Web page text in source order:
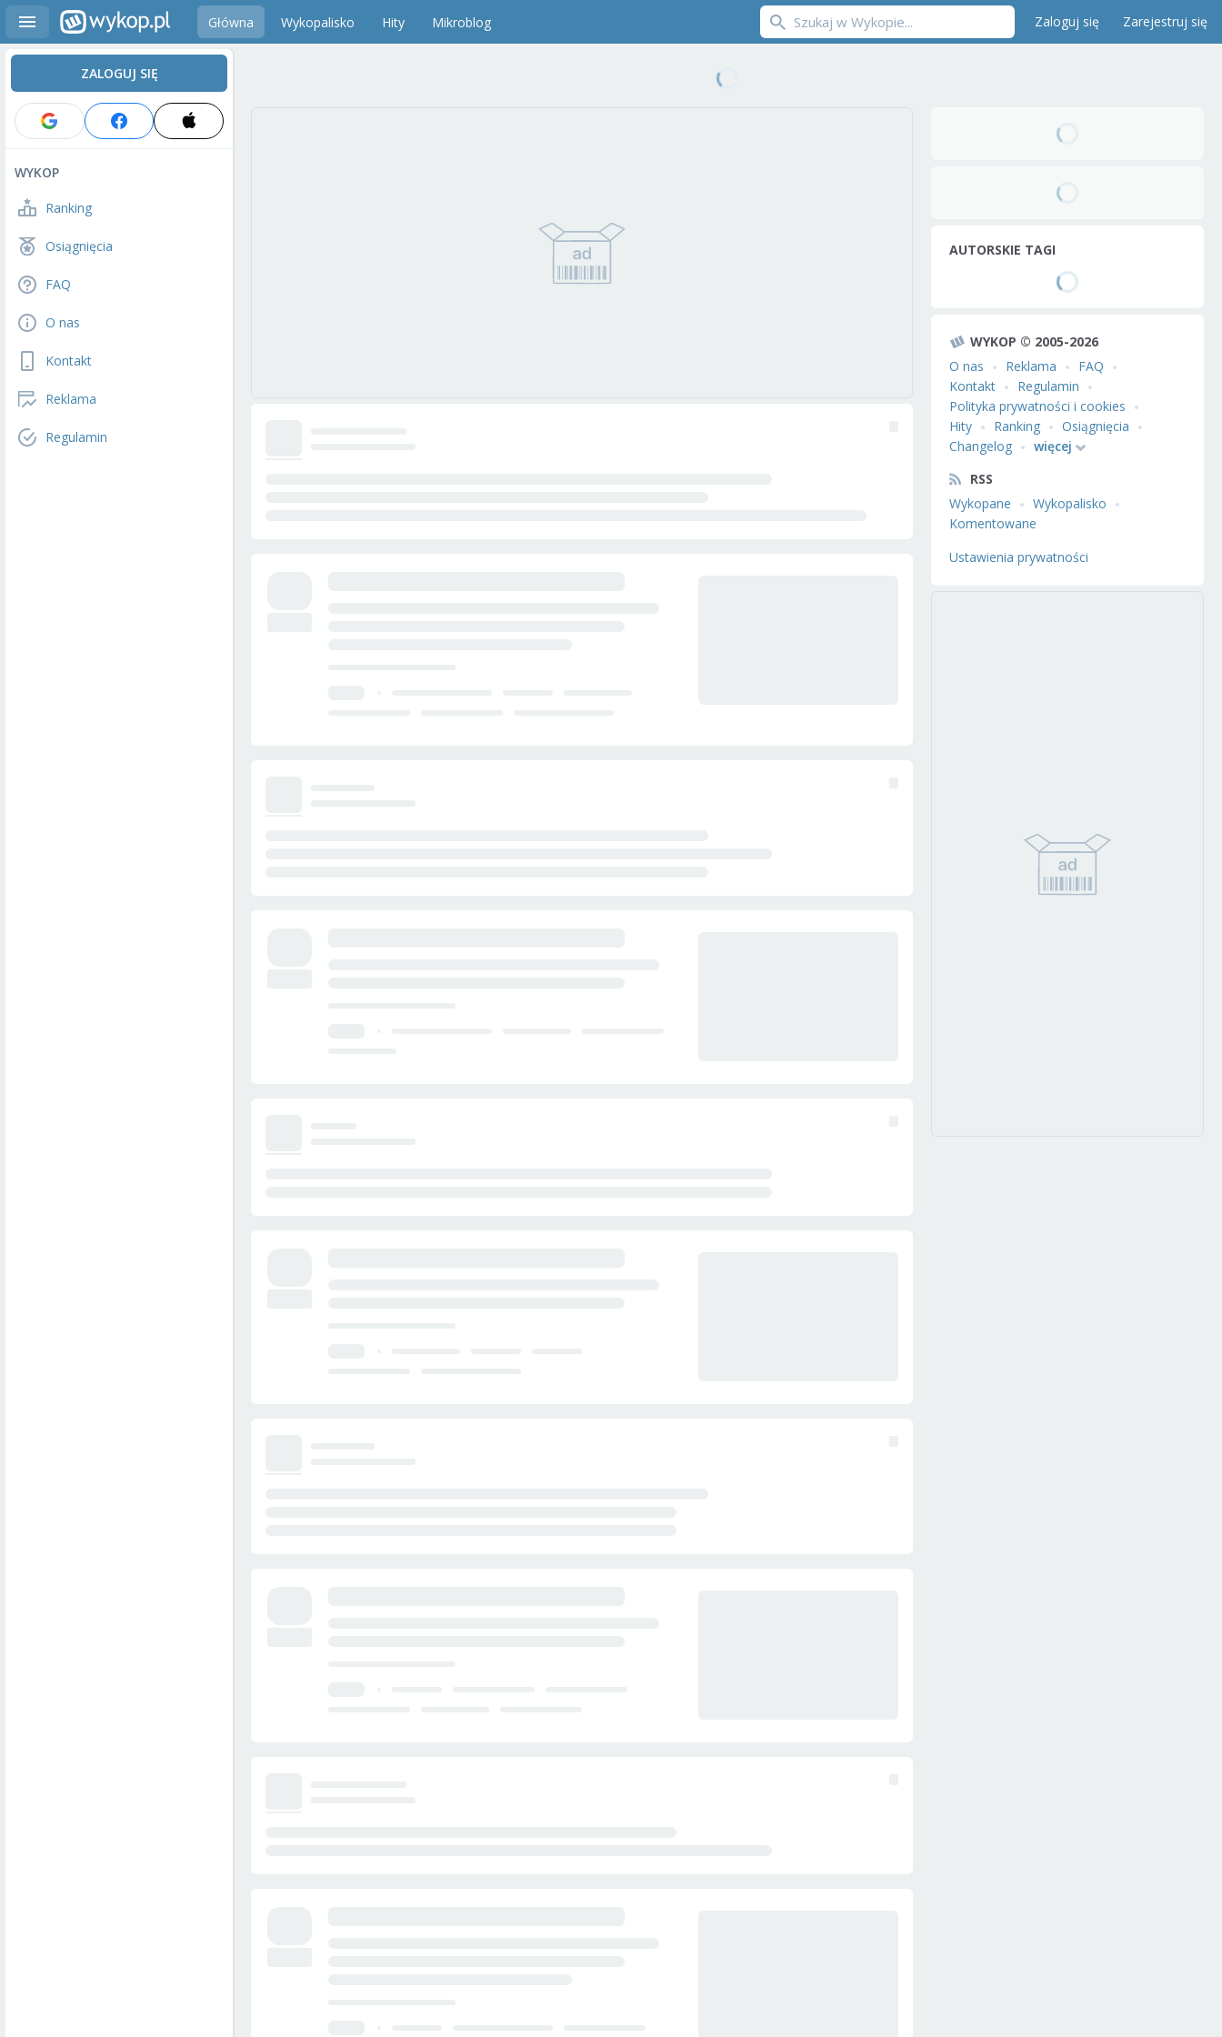
Główna Wykopalisko Hity Mikroblog Zaloguj się Zarejestruj się
ZALOGUJ SIĘ
WYKOP
Ranking
Osiągnięcia
FAQ
O nas
Kontakt
Reklama
Regulamin
AUTORSKIE TAGI
WYKOP © 2005-2026
O nas
Reklama
FAQ
Kontakt
Regulamin
Polityka prywatności i cookies
Hity
Ranking
Osiągnięcia
Changelog
więcej
RSS
Wykopane
Wykopalisko
Komentowane
Ustawienia prywatności